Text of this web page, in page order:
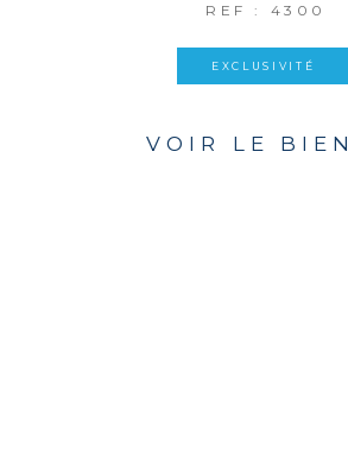
REF : 4300
EXCLUSIVITÉ
VOIR LE BIEN